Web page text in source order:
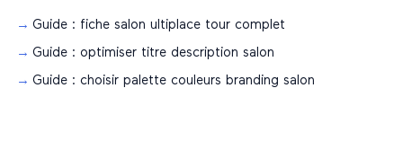
Guide : fiche salon ultiplace tour complet
Guide : optimiser titre description salon
Guide : choisir palette couleurs branding salon